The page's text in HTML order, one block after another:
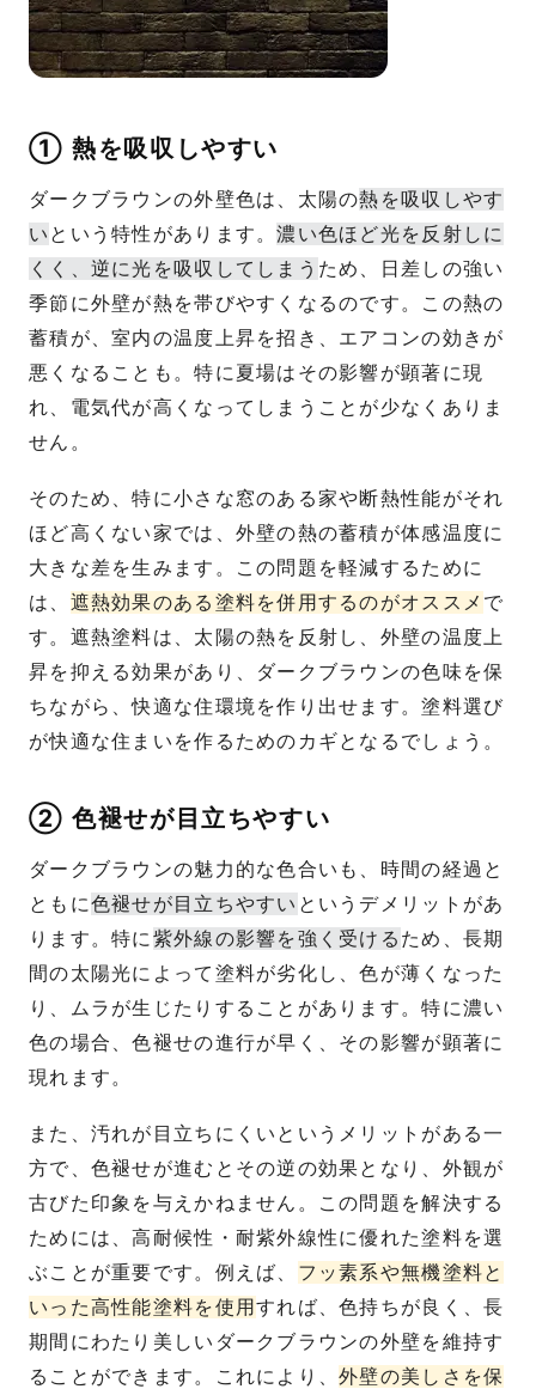
① 熱を吸収しやすい
ダークブラウンの外壁色は、太陽の熱を吸収しやす
い という特性があります。濃い色ほど光を反射しに
くく、逆に光を吸収してしまう ため、日差しの強い
季節に外壁が熱を帯びやすくなるのです。この熱の
蓄積が、室内の温度上昇を招き、エアコンの効きが
悪くなることも。特に夏場はその影響が顕著に現
れ、電気代が高くなってしまうことが少なくありま
せん。
そのため、特に小さな窓のある家や断熱性能がそれ
ほど高くない家では、外壁の熱の蓄積が体感温度に
大きな差を生みます。この問題を軽減するために
は、 遮熱効果のある塗料を併用するのがオススメ で
す。遮熱塗料は、太陽の熱を反射し、外壁の温度上
昇を抑える効果があり、ダークブラウンの色味を保
ちながら、快適な住環境を作り出せます。塗料選び
が快適な住まいを作るためのカギとなるでしょう。
② 色褪せが目立ちやすい
ダークブラウンの魅力的な色合いも、時間の経過と
ともに色褪せが目立ちやすい というデメリットがあ
ります。特に紫外線の影響を強く受ける ため、長期
間の太陽光によって塗料が劣化し、色が薄くなった
り、ムラが生じたりすることがあります。特に濃い
色の場合、色褪せの進行が早く、その影響が顕著に
現れます。
また、汚れが目立ちにくいというメリットがある一
方で、色褪せが進むとその逆の効果となり、外観が
古びた印象を与えかねません。この問題を解決する
ためには、高耐候性・耐紫外線性に優れた塗料を選
ぶことが重要です。例えば、 フッ素系や無機塗料と
いった高性能塗料を使用すれば、色持ちが良く、長
期間にわたり美しいダークブラウンの外壁を維持す
ることができます。これにより、外壁の美しさを保